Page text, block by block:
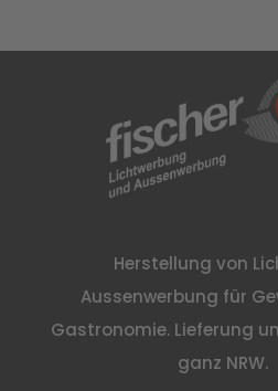
Herstellung von
Aussenwerbung für
Gastronomie. Lieferung
ganz NRW.